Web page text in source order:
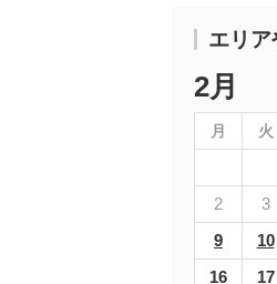
エリ
2月
月 火
2
3
9
10
16
17